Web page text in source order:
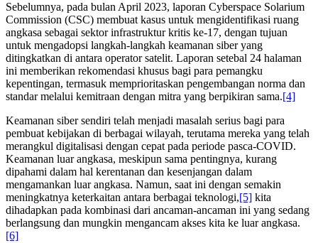
Sebelumnya, pada bulan April 2023, laporan Cyberspace Solarium
Commission (CSC) membuat kasus untuk mengidentifikasi ruang
angkasa sebagai sektor infrastruktur kritis ke-17, dengan tujuan
untuk mengadopsi langkah-langkah keamanan siber yang
ditingkatkan di antara operator satelit. Laporan setebal 24 halaman
ini memberikan rekomendasi khusus bagi para pemangku
kepentingan, termasuk memprioritaskan pengembangan norma dan
standar melalui kemitraan dengan mitra yang berpikiran sama.[4]
Keamanan siber sendiri telah menjadi masalah serius bagi para
pembuat kebijakan di berbagai wilayah, terutama mereka yang telah
merangkul digitalisasi dengan cepat pada periode pasca-COVID.
Keamanan luar angkasa, meskipun sama pentingnya, kurang
dipahami dalam hal kerentanan dan kesenjangan dalam
mengamankan luar angkasa. Namun, saat ini dengan semakin
meningkatnya keterkaitan antara berbagai teknologi,[5] kita
dihadapkan pada kombinasi dari ancaman-ancaman ini yang sedang
berlangsung dan mungkin mengancam akses kita ke luar angkasa.
[6]